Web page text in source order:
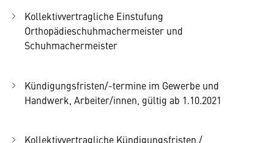
Kollektivvertragliche Einstufung
Orthopädieschuhmachermeister und
Schuhmachermeister
Kündigungsfristen/-termine im Gewerbe und
Handwerk, Arbeiter/innen, gültig ab 1.10.2021
Kollektivvertragliche Kündigungsfristen /